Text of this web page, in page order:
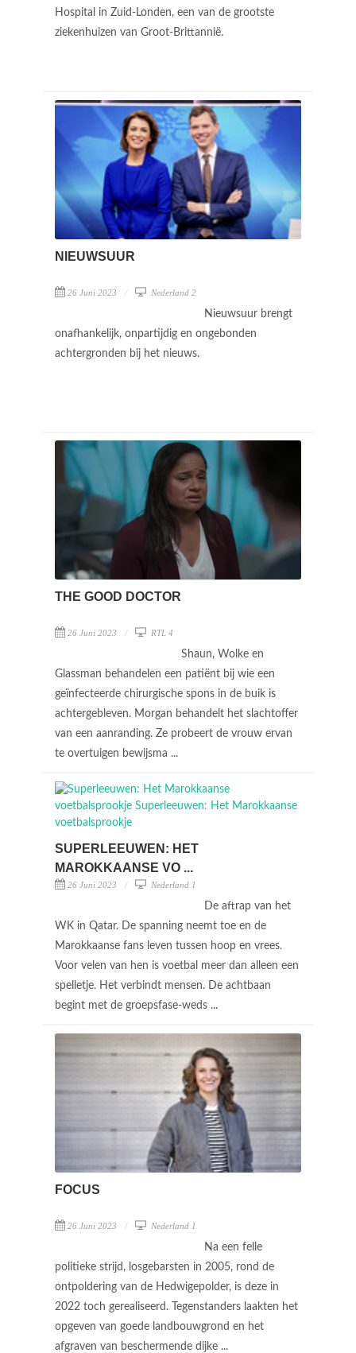
Hospital in Zuid-Londen, een van de grootste
ziekenhuizen van Groot-Brittannië.
NIEUWSUUR
26 Juni 2023 Nederland 2
Nieuwsuur brengt
onafhankelijk, onpartijdig en ongebonden
achtergronden bij het nieuws.
THE GOOD DOCTOR
26 Juni 2023 RTL 4
Shaun, Wolke en
Glassman behandelen een patiënt bij wie een
geïnfecteerde chirurgische spons in de buik is
achtergebleven. Morgan behandelt het slachtoffer
van een aanranding. Ze probeert de vrouw ervan
te overtuigen bewijsma ...
SUPERLEEUWEN: HET
MAROKKAANSE VO ...
26 Juni 2023 Nederland 1
De aftrap van het
WK in Qatar. De spanning neemt toe en de
Marokkaanse fans leven tussen hoop en vrees.
Voor velen van hen is voetbal meer dan alleen een
spelletje. Het verbindt mensen. De achtbaan
begint met de groepsfase-weds ...
FOCUS
26 Juni 2023 Nederland 1
Na een felle
politieke strijd, losgebarsten in 2005, rond de
ontpoldering van de Hedwigepolder, is deze in
2022 toch gerealiseerd. Tegenstanders laakten het
opgeven van goede landbouwgrond en het
afgraven van beschermende dijke ...